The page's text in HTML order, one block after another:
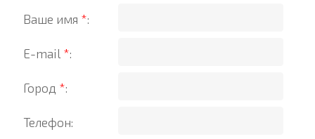
Ваше имя *:
E-mail *:
Город *:
Телефон: